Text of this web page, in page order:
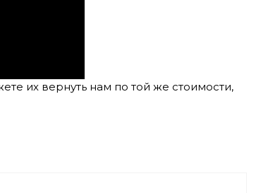
их вернуть нам по той же стоимости,